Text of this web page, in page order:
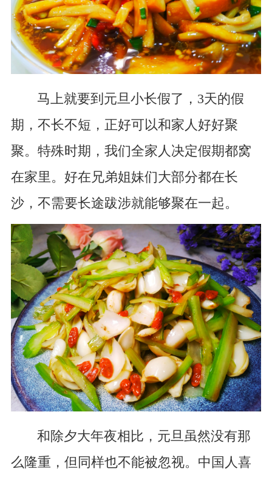
马上就要到元旦小长假了，3天的假
期，不长不短，正好可以和家人好好聚
聚。特殊时期，我们全家人决定假期都窝
在家里。好在兄弟姐妹们大部分都在长
沙，不需要长途跋涉就能够聚在一起。
和除夕大年夜相比，元旦虽然没有那
么隆重，但同样也不能被忽视。中国人喜